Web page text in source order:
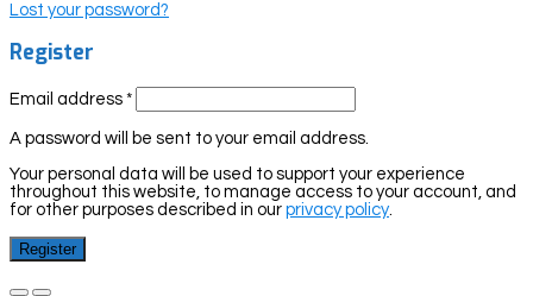
Lost your password?
Register
Email address *
A password will be sent to your email address.
Your personal data will be used to support your experience
throughout this website, to manage access to your account, and
for other purposes described in our privacy policy
Register